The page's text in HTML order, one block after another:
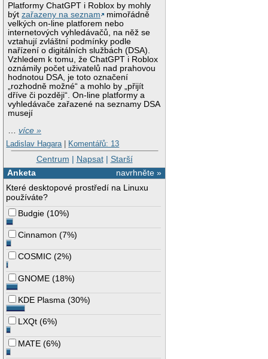
Platformy ChatGPT i Roblox by mohly
býtzařazeny na seznam
mimořádně
velkých on-line platforem nebo
internetových vyhledávačů, na něž se
vztahují zvláštní podmínky podle
nařízení o digitálních službách (DSA).
Vzhledem k tomu, že ChatGPT i Roblox
oznámily počet uživatelů nad prahovou
hodnotou DSA, je toto označení
„rozhodně možné“ a mohlo by „přijít
dříve či později“. On-line platformy a
vyhledávače zařazené na seznamy DSA
musejí
…více »
Ladislav Hagara | Komentářů: 13
Centrum | Napsat| Starší
navrhněte »
Anketa
Které desktopové prostředí na Linuxu
používáte?
Budgie (10%)
Cinnamon (7%)
COSMIC (2%)
GNOME (18%)
KDE Plasma (30%)
LXQt (6%)
MATE (6%)